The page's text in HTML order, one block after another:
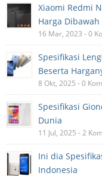
Xiaomi Redmi
Harga Dibawah
16 Mar, 2023 - 0
Spesifikasi
Beserta
8 Okt, 2025 - 0
Spesifikasi
Dunia
11 Jul, 2025 - 2
Ini dia
Indonesia